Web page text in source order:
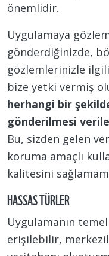
önemlidir.
Uygulamaya gözlem
gönderdiğinizde,
gözlemlerinizle
bize yetki vermiş
herhangi bir
gönderilmesi
Bu, sizden gelen
koruma amaçlı
kalitesini
HASSAS TÜRLER
Uygulamanın
erişilebilir,